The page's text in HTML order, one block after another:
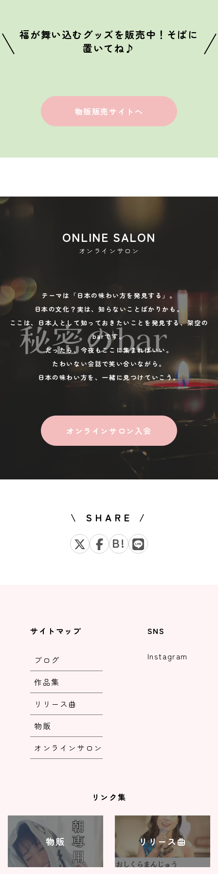
福が舞い込むグッズを販売中！そばに
置いてね♪
物販販売サイトへ
オンラインサロン
テーマは「日本の味わい方を発見する」。
日本の文化？実は、知らないことばかりかも。
ここは、日本人として知っておきたいことを発見する、架空の
barです。
だったら、今夜もここに集まればいい。
たわいない会話で笑い合いながら。
日本の味わい方を、一緒に見つけていこう。
オンラインサロン入会
\ SHARE /
B!
サイトマップ
ブログ
作品集
リリース曲
物販
オンラインサロン
SNS
Instagram
リンク集
物販 リリース曲